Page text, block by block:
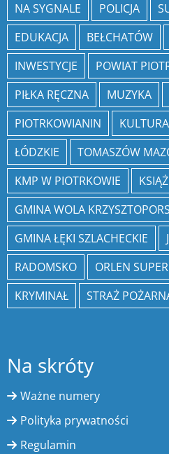
NA SYGNALE
POLICJA
EDUKACJA
BEŁCHATÓW
INWESTYCJE
POWIAT
PIŁKA RĘCZNA
MUZYKA
PIOTRKOWIANIN
KULTURA
ŁÓDZKIE
TOMASZÓW
KMP W PIOTRKOWIE
GMINA WOLA
GMINA ŁĘKI SZLACHECKIE
RADOMSKO
ORLEN
KRYMINAŁ
STRAŻ
Na skróty
Ważne numery
Polityka prywatności
Regulamin